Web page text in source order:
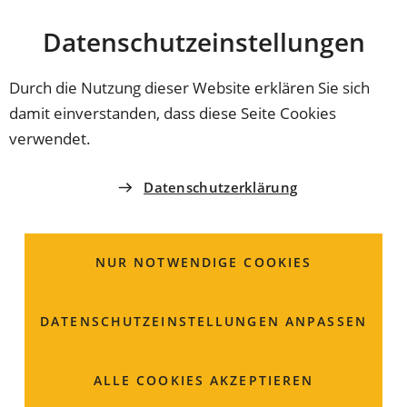
Datenschutz­einstellungen
Durch die Nutzung dieser Website erklären Sie sich
damit einverstanden, dass diese Seite Cookies
verwendet.
Datenschutzerklärung
NUR NOTWENDIGE COOKIES
DATENSCHUTZ­EINSTELLUNGEN ANPASSEN
ALLE COOKIES AKZEPTIEREN
INHALT ANSPRINGEN
Coburg
REFERAT 3 - REFERAT FÜR SOZIALES, BILDUNG
UND KULTUR
Amt für Jugend und
Familie
96450 Coburg
09561 89-1511